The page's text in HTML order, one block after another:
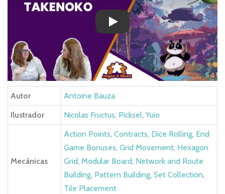
Play
Autor
Antoine Bauza
Ilustrador
Nicolas Fructus, Picksel, Yuio
Mecânicas
Action Points, Contracts, Dice Rolling, End
Game Bonuses, Grid Movement, Hexagon
Grid, Modular Board, Network and Route
Building, Pattern Building, Set Collection,
Tile Placement